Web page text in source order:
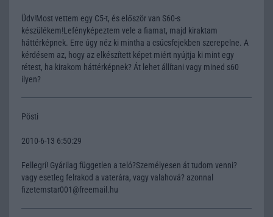
Üdv!Most vettem egy C5-t, és először van S60-s
készülékem!Lefényképeztem vele a fiamat, majd kiraktam
háttérképnek. Erre úgy néz ki mintha a csúcsfejekben szerepelne. A
kérdésem az, hogy az elkészített képet miért nyújtja ki mint egy
rétest, ha kirakom háttérképnek? Át lehet állítani vagy mined s60
ilyen?
Pösti
2010-6-13 6:50:29
Fellegrí! Gyárilag független a teló?Személyesen át tudom venni?
vagy esetleg felrakod a vaterára, vagy valahová? azonnal
fizetemstar001@freemail.hu